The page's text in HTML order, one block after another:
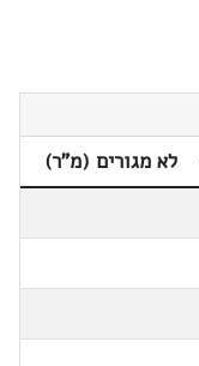
לא מגורים (מ"ר)